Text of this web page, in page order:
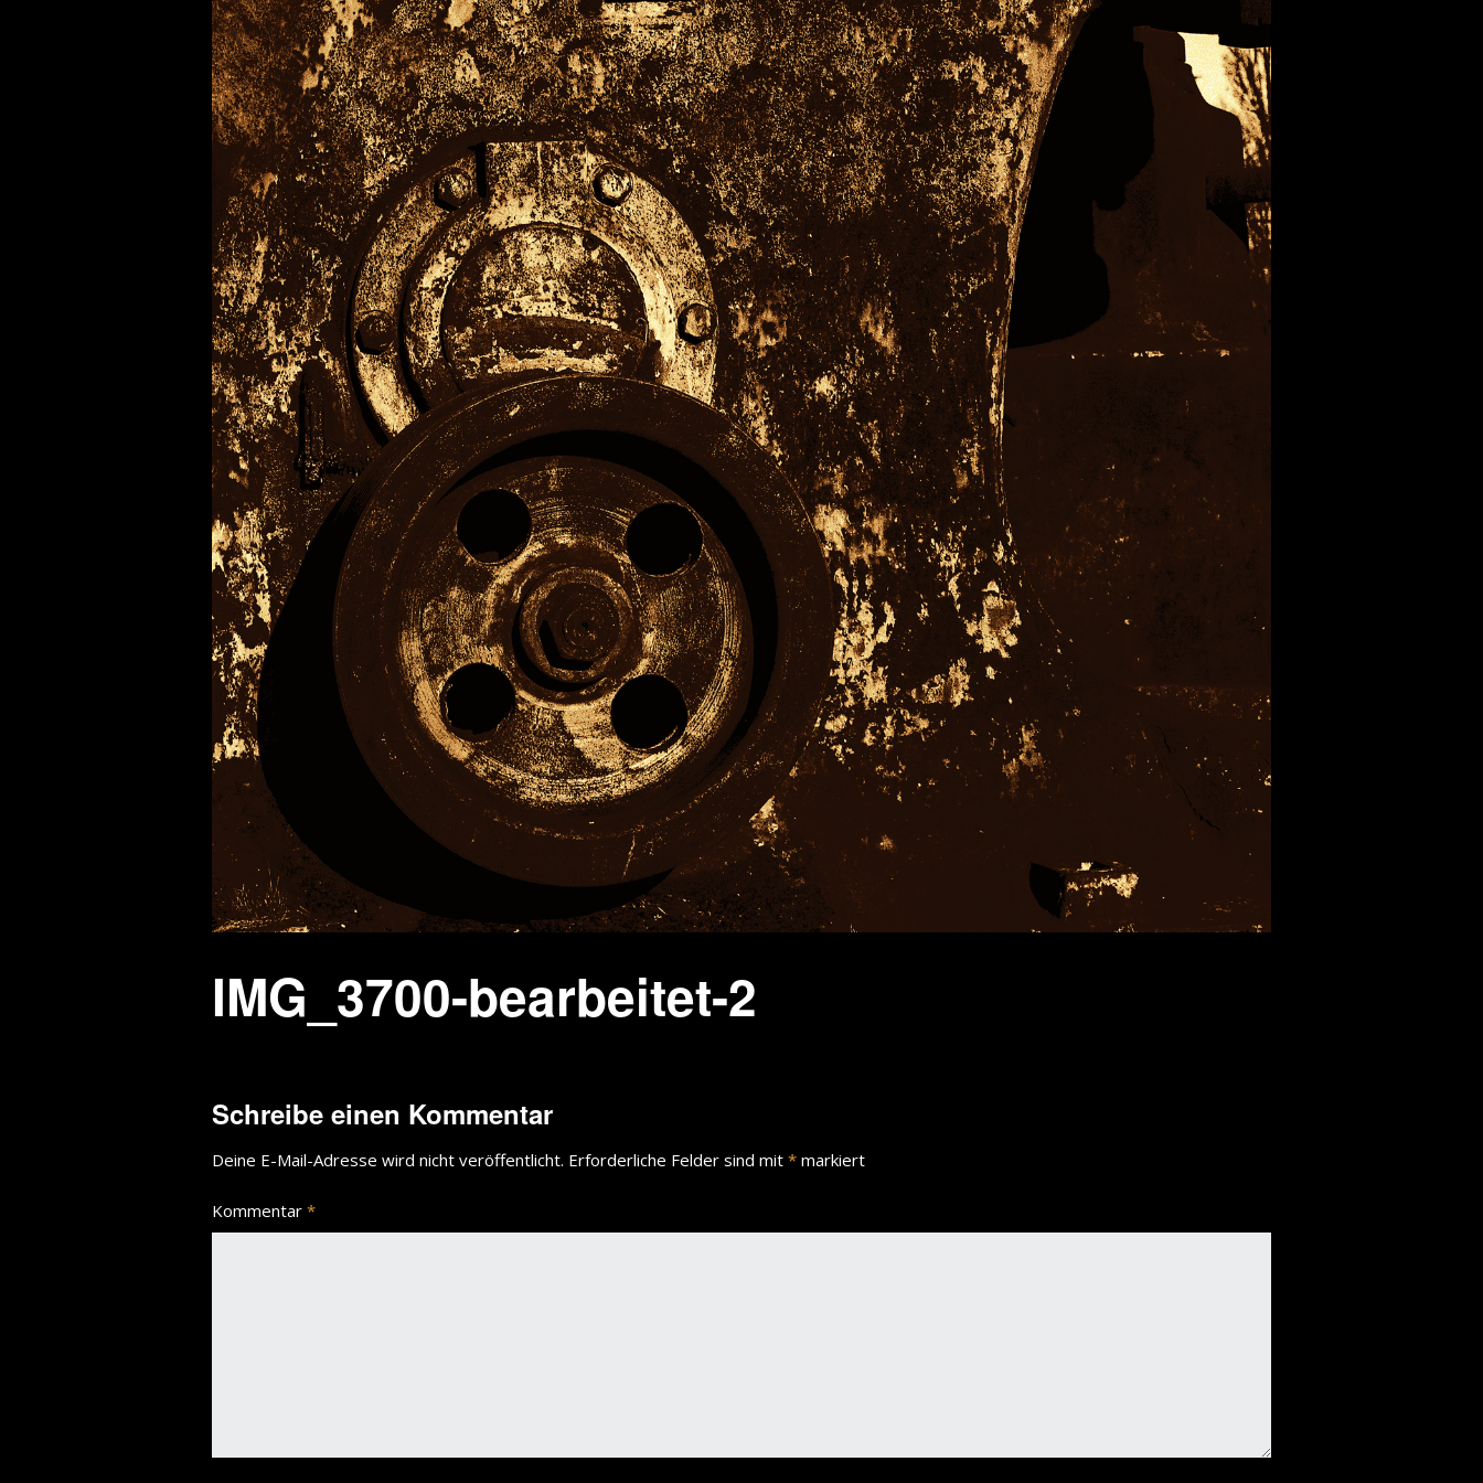
wächter aus stein
Wächter Videos
verschiedenes
portrait
IMG_3700-bearbeitet-2
Schreibe einen Kommentar
Deine E-Mail-Adresse wird nicht veröffentlicht. Erforderliche Felder sind mit * markiert
Kommentar *